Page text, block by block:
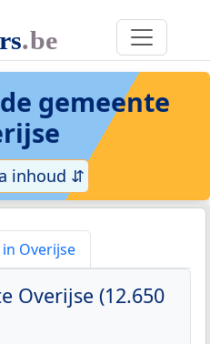
gemeente
inhoud ⇵
Overijse
Overijse (12.650